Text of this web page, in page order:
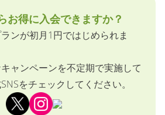
お得に入会できますか？
ンが初月1円ではじめられま
ャンペーンを不定期で実施して
をチェックしてください。